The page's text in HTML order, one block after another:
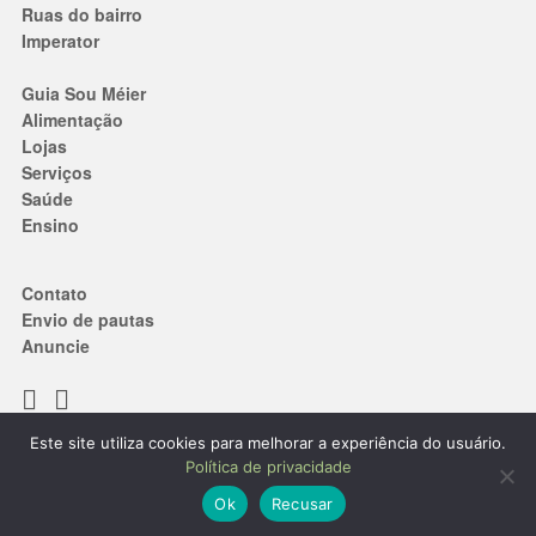
Ruas do bairro
Imperator
Guia Sou Méier
Alimentação
Lojas
Serviços
Saúde
Ensino
Contato
Envio de pautas
Anuncie
Termos de Uso|Política de privacidade
® 2019. Todos os direitos reservados.
Este site utiliza cookies para melhorar a experiência do usuário.
Política de privacidade
Ok
Recusar